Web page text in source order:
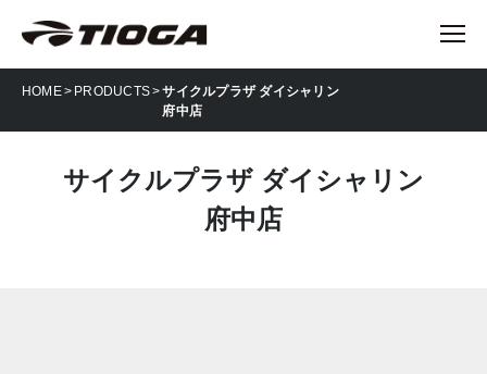
HOME PRODUCTS
サイクルプラザ ダイシャリン
府中店
サイクルプラザ ダイシャリン
府中店